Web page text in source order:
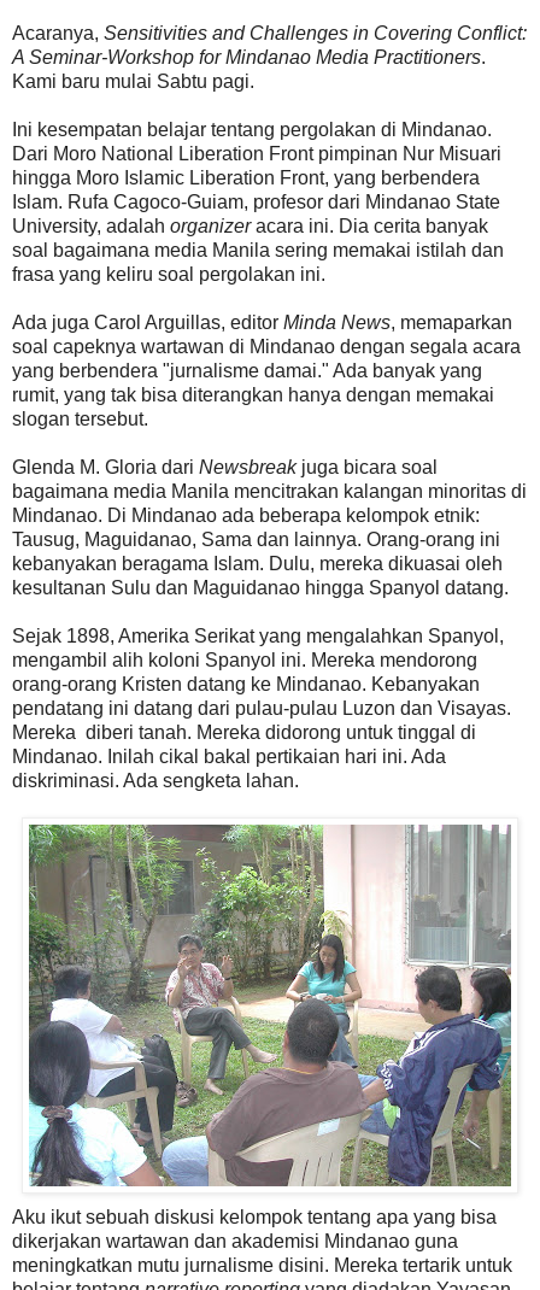
Acaranya, Sensitivities and Challenges in Covering Conflict:
A Seminar-Workshop for Mindanao Media Practitioners.
Kami baru mulai Sabtu pagi.
Ini kesempatan belajar tentang pergolakan di Mindanao.
Dari Moro National Liberation Front pimpinan Nur Misuari
hingga Moro Islamic Liberation Front, yang berbendera
Islam. Rufa Cagoco-Guiam, profesor dari Mindanao State
University, adalah organizeracara ini. Dia cerita banyak
soal bagaimana media Manila sering memakai istilah dan
frasa yang keliru soal pergolakan ini.
Ada juga Carol Arguillas, editor Minda News, memaparkan
soal capeknya wartawan di Mindanao dengan segala acara
yang berbendera "jurnalisme damai." Ada banyak yang
rumit, yang tak bisa diterangkan hanya dengan memakai
slogan tersebut.
Glenda M. Gloria dari Newsbreakjuga bicara soal
bagaimana media Manila mencitrakan kalangan minoritas di
Mindanao. Di Mindanao ada beberapa kelompok etnik:
Tausug, Maguidanao, Sama dan lainnya. Orang-orang ini
kebanyakan beragama Islam. Dulu, mereka dikuasai oleh
kesultanan Sulu dan Maguidanao hingga Spanyol datang.
Sejak 1898, Amerika Serikat yang mengalahkan Spanyol,
mengambil alih koloni Spanyol ini. Mereka mendorong
orang-orang Kristen datang ke Mindanao. Kebanyakan
pendatang ini datang dari pulau-pulau Luzon dan Visayas.
Mereka diberi tanah. Mereka didorong untuk tinggal di
Mindanao. Inilah cikal bakal pertikaian hari ini. Ada
diskriminasi. Ada sengketa lahan.
Aku ikut sebuah diskusi kelompok tentang apa yang bisa
dikerjakan wartawan dan akademisi Mindanao guna
meningkatkan mutu jurnalisme disini. Mereka tertarik untuk